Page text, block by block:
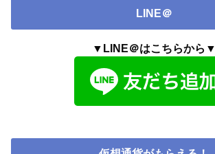
LINE＠
▼LINE＠はこちらから▼